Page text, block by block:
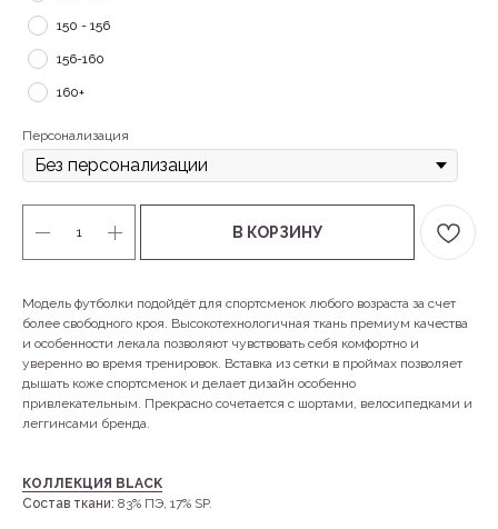
150 - 156
156-160
160+
Персонализация
В КОРЗИНУ
Модель футболки подойдёт для спортсменок любого возраста за счет
более свободного кроя. Высокотехнологичная ткань премиум качества
и особенности лекала позволяют чувствовать себя комфортно и
уверенно во время тренировок. Вставка из сетки в проймах позволяет
дышать коже спортсменок и делает дизайн особенно
привлекательным. Прекрасно сочетается с шортами, велосипедками и
леггинсами бренда.
КОЛЛЕКЦИЯ BLACK
Состав ткани: 83% ПЭ, 17% SP.